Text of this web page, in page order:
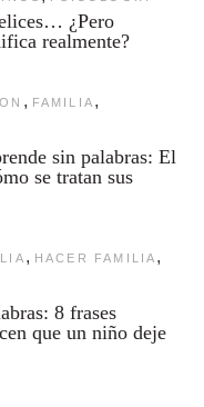
¿Pero
realmente?
, FAMILIA ,
sin palabras: El
se tratan sus
, HACER FAMILIA ,
8 frases
que un niño deje